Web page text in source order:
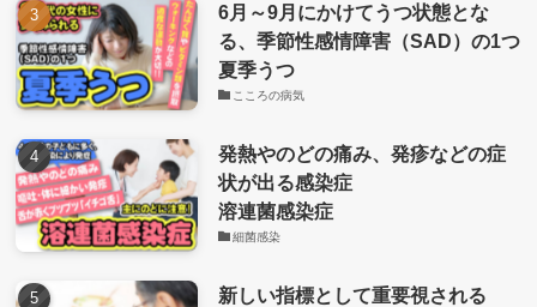
6月～9月にかけてうつ状態とな
る、季節性感情障害（SAD）の1つ
夏季うつ
こころの病気
発熱やのどの痛み、発疹などの症
状が出る感染症
溶連菌感染症
細菌感染
新しい指標として重要視される